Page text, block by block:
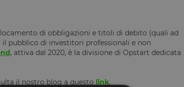
di obbligazioni e titoli di debito (quali ad
il pubblico di investitori professionali e non
, attiva dal 2020, è la divisione di Opstart dedicata
il nostro blog a questo link.